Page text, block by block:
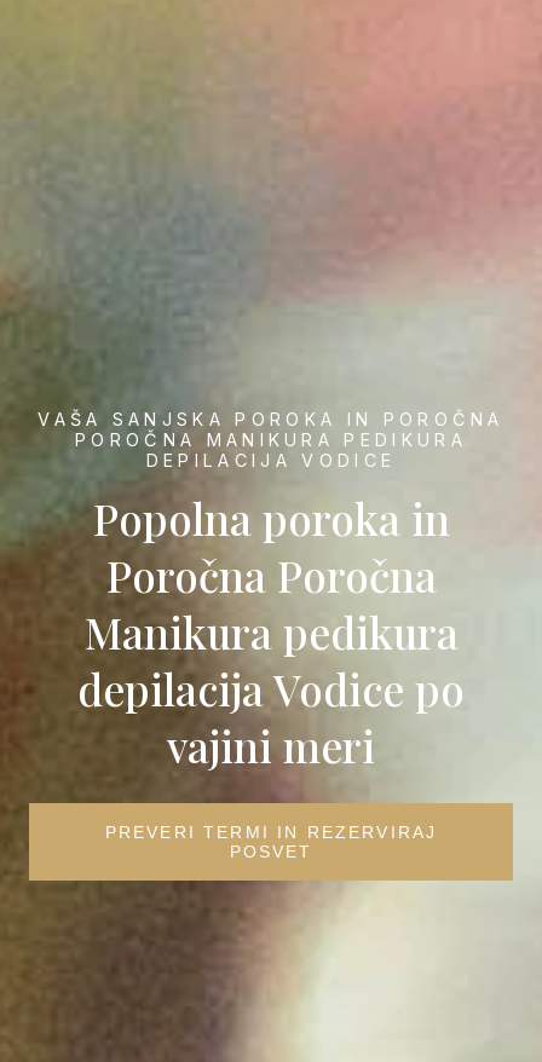
VAŠA SANJSKA POROKA IN POROČNA
POROČNA MANIKURA PEDIKURA
DEPILACIJA VODICE
Popolna poroka in
Poročna Poročna
Manikura pedikura
depilacija Vodice po
vajini meri
PREVERI TERMI IN REZERVIRAJ
POSVET